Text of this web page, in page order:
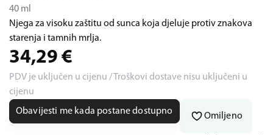
40 ml
Njega za visoku zaštitu od sunca koja djeluje protiv znakova
starenja i tamnih mrlja.
34,29 €
PDV je uključen u cijenu / Troškovi dostave nisu uključeni u
cijenu
Obavijesti me kada postane dostupno
Omiljeno